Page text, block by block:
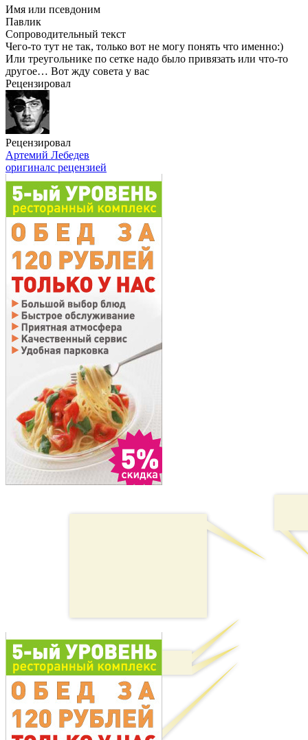
Имя или псевдоним
Павлик
Сопроводительный текст
Чего-то тут не так, только вот не могу понять что именно:)
Или треугольнике по сетке надо было привязать или что-то
другое… Вот жду совета у вас
Рецензировал
Рецензировал
Артемий Лебедев
оригиналс рецензией